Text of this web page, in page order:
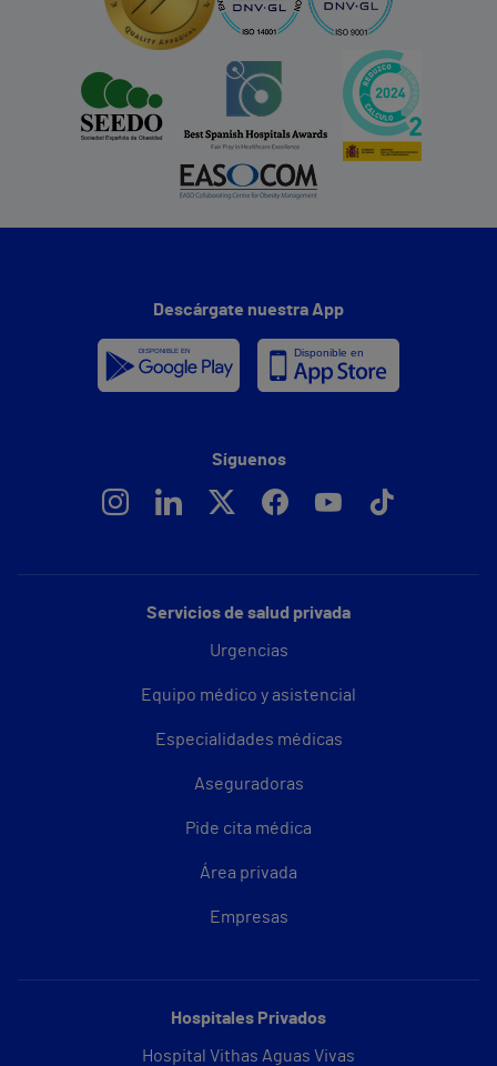
Servicios de salud privada
Urgencias
Equipo médico y asistencial
Especialidades médicas
Aseguradoras
Pide cita médica
Área privada
Empresas
Hospitales Privados
Hospital Vithas Aguas Vivas
Descárgate nuestra App
Síguenos